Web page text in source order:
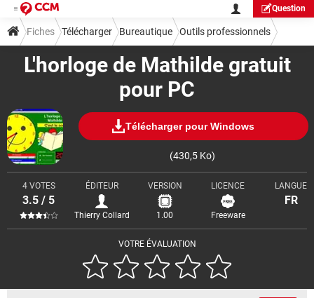
Question
L'horloge de Mathilde gratuit
pour PC
Télécharger pour Windows
(430,5 Ko)
VOTRE ÉVALUATION
4 VOTES
3.5 / 5
ÉDITEUR
Thierry Collard
VERSION
1.00
LICENCE
Freeware
LANGUE
FR
Fiches Télécharger Bureautique Outils professionnels